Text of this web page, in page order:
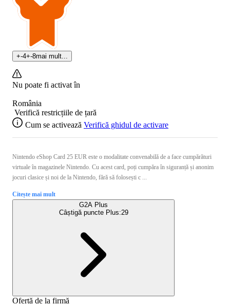
+-4+-8mai mult...
Nu poate fi activat în
România
Verifică restricțiile de țară
Cum se activează Verifică ghidul de activare
Nintendo eShop Card 25 EUR este o modalitate convenabilă de a face cumpărături
virtuale în magazinele Nintendo. Cu acest card, poți cumpăra în siguranță și anonim
jocuri clasice și noi de la Nintendo, fără să folosești c ...
Citește mai mult
G2A Plus
Câștigă puncte Plus:29
Ofertă de la firmă